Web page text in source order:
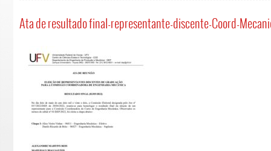
Ata de resultado final-representante-discente-Coord-